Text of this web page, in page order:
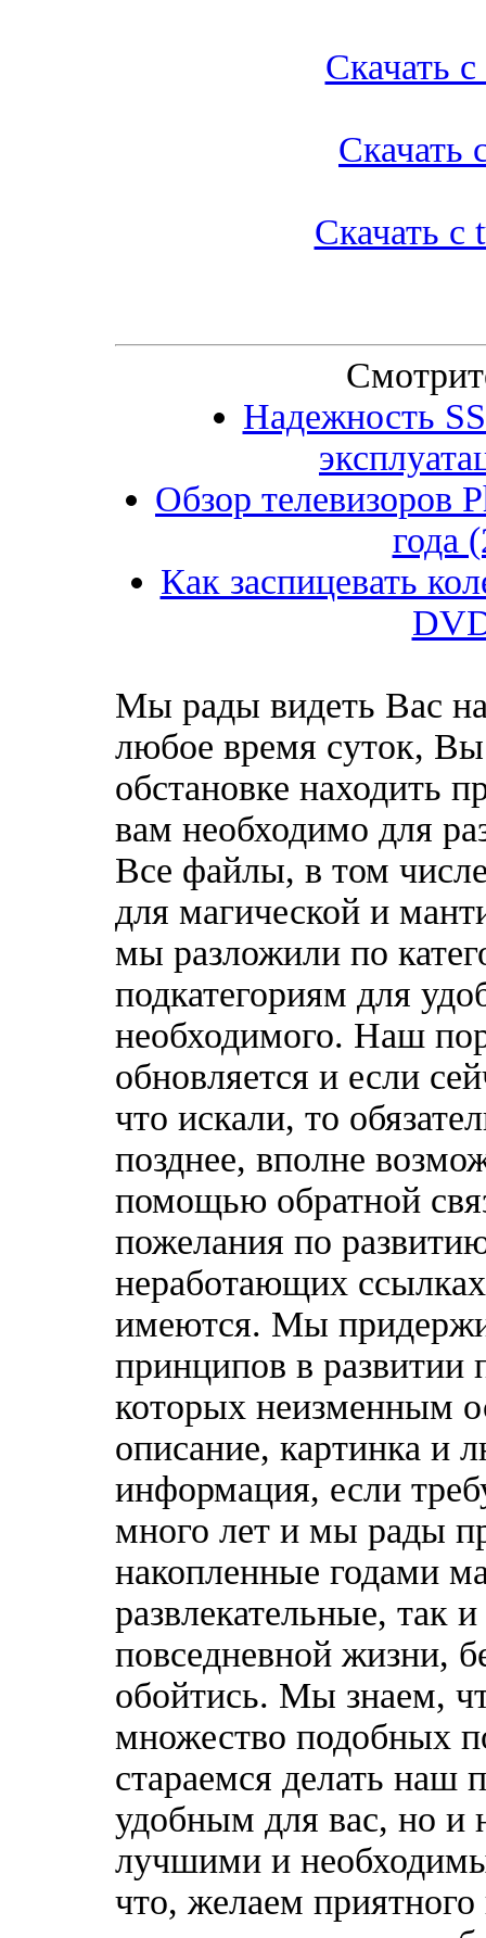
Скачать
Скачать
Скачать с
Надежность
Обзор телевизоров
года
Как заспицевать
Мы рады видеть Вас
любое время суток,
обстановке находить
вам необходимо для
Все файлы, в том
для магической и
мы разложили по
подкатегориям для
необходимого. Наш
обновляется и если
что искали, то
позднее, вполне
помощью обратной
пожелания по
неработающих
имеются. Мы
принципов в развитии
которых неизменным
описание, картинка и
информация, если
много лет и мы рады
накопленные годами
развлекательные, так
повседневной жизни,
обойтись. Мы знаем,
множество подобных
стараемся делать наш
удобным для вас, но и
лучшими и
что, желаем